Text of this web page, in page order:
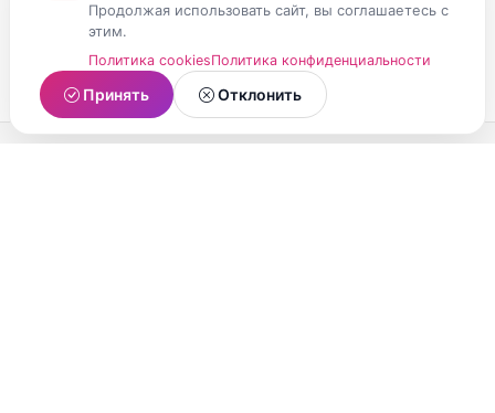
Продолжая использовать сайт, вы соглашаетесь с
этим.
Политика cookiesПолитика конфиденциальности
Принять Отклонить